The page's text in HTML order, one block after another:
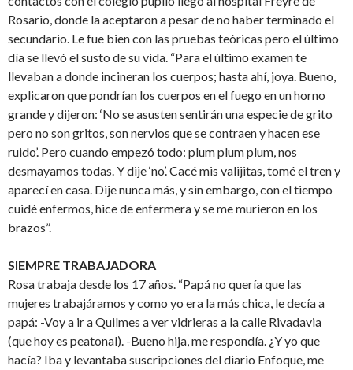
Rosario, donde la aceptaron a pesar de no haber terminado el
secundario. Le fue bien con las pruebas teóricas pero el último
día se llevó el susto de su vida. “Para el último examen te
llevaban a donde incineran los cuerpos; hasta ahí, joya. Bueno,
explicaron que pondrían los cuerpos en el fuego en un horno
grande y dijeron: ‘No se asusten sentirán una especie de grito
pero no son gritos, son nervios que se contraen y hacen ese
ruido’. Pero cuando empezó todo: plum plum plum, nos
desmayamos todas. Y dije ‘no’. Cacé mis valijitas, tomé el tren y
aparecí en casa. Dije nunca más, y sin embargo, con el tiempo
cuidé enfermos, hice de enfermera y se me murieron en los
brazos”.
SIEMPRE TRABAJADORA
Rosa trabaja desde los 17 años. “Papá no quería que las
mujeres trabajáramos y como yo era la más chica, le decía a
papá: -Voy a ir a Quilmes a ver vidrieras a la calle Rivadavia
(que hoy es peatonal). -Bueno hija, me respondía. ¿Y yo que
hacía? Iba y levantaba suscripciones del diario Enfoque, me